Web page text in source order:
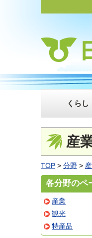
くらし
産
TOP > 分野 >
各分野のペ
産業
観光
特産品